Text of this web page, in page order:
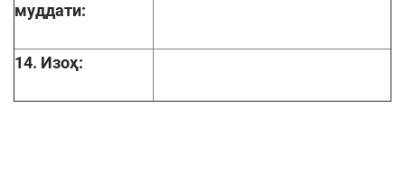
муддати:
14. Изоҳ: